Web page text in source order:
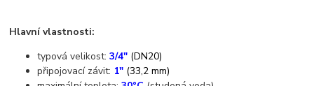
Hlavní vlastnosti:
typová velikost:3/4" (DN20)
připojovací závit: 1" (33,2 mm)